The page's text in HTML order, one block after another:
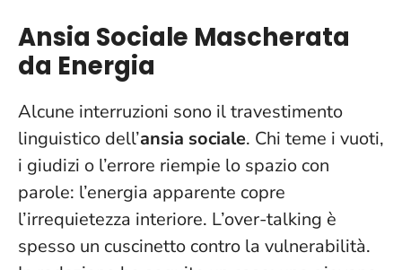
Ansia Sociale Mascherata
da Energia
Alcune interruzioni sono il travestimento
linguistico dell’ansia sociale. Chi teme i vuoti,
i giudizi o l’errore riempie lo spazio con
parole: l’energia apparente copre
l’irrequietezza interiore. L’over-talking è
spesso un cuscinetto contro la vulnerabilità.